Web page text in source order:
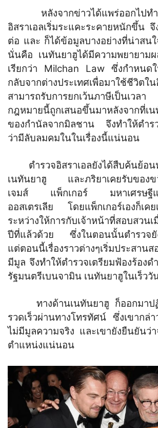
หลังจากข่าวได้แพร่ออกไปทำใ
อิสราเอลเริ่มระแคะระคายหนักขึ้น
ต่อ และ ก็ได้ข้อมูลบางอย่างที่น่าสนใ
นั่นคือ เนทันยาฮูได้มีความพยายาม
เรียกว่า Milchan Law ซึ่งกำหนดใ
กลับจากต่างประเทศเพื่อมาใช้ชีวิตใน
สามารถรับการยกเว้นภาษีเป็น
กฎหมายนี้ถูกเสนอขึ้นมาหลังจากที่เ
ของกำนัลจากมิลชาน จึงทำให้ตำร
ว่ามีลับลมคมในในเรื่องนี้แน่นอน
ตำรวจอิสราเอลยังได้สืบค้นย้อน
เนทันยาฮู และภริยาเคยรับของข
เจมส์ แพ็กเกอร์ มหาเศรษฐีแ
ออสเตรเลีย โดยแพ็กเกอร์เองก็เคย
ระหว่างให้การกับเจ้าหน้าที่สอบสวน
ปีที่แล้วด้วย ซึ่งในตอนนั้นตำรวจยั
แต่ตอนนี้เรื่องราวต่างๆเริ่มประสาน
มีมูล จึงทำให้ตำรวจเตรียมฟ้องร้อง
รัฐมนตรีเบนจามิน เนทันยาฮูในเร็ววั
ทางด้านเนทันยาฮู ก็ออกมาปฏิเ
รวดเร็วผ่านทางโทรทัศน์ ซึ่งเขากล่า
ไม่มีมูลความจริง และเขายังยืนยันว่
ตำแหน่งแน่นอน